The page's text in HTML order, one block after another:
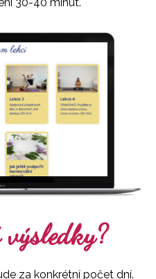
za konkrétní počet dní.